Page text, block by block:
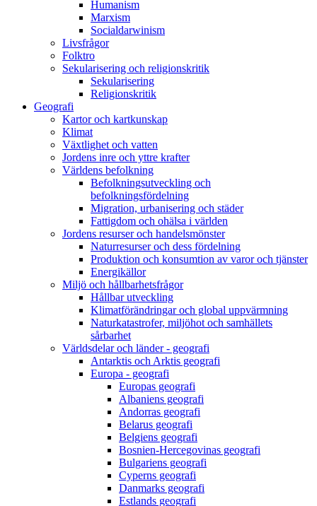
Humanism
Marxism
Socialdarwinism
Livsfrågor
Folktro
Sekularisering och religionskritik
Sekularisering
Religionskritik
Geografi
Kartor och kartkunskap
Klimat
Växtlighet och vatten
Jordens inre och yttre krafter
Världens befolkning
Befolkningsutveckling och
befolkningsfördelning
Migration, urbanisering och städer
Fattigdom och ohälsa i världen
Jordens resurser och handelsmönster
Naturresurser och dess fördelning
Produktion och konsumtion av varor och tjänster
Energikällor
Miljö och hållbarhetsfrågor
Hållbar utveckling
Klimatförändringar och global uppvärmning
Naturkatastrofer, miljöhot och samhällets
sårbarhet
Världsdelar och länder - geografi
Antarktis och Arktis geografi
Europa - geografi
Europas geografi
Albaniens geografi
Andorras geografi
Belarus geografi
Belgiens geografi
Bosnien-Hercegovinas geografi
Bulgariens geografi
Cyperns geografi
Danmarks geografi
Estlands geografi